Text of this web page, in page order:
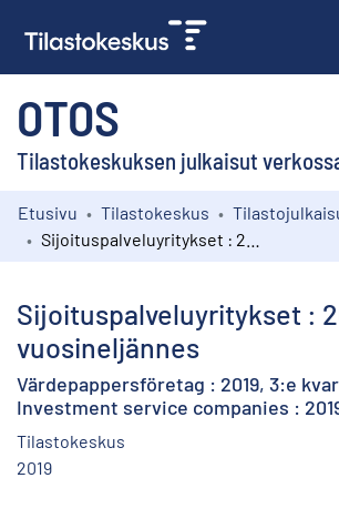
OTOS
Tilastokeskuksen julkaisut
Kokoelmat
Etusivu Tilastokeskus
Sijoituspalveluyritykset :
vuosineljännes
Värdepappersföretag : 2019, 3:e
Investment service companies :
Tilastokeskus
2019